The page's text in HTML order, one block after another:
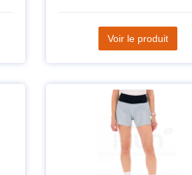
Voir le produit